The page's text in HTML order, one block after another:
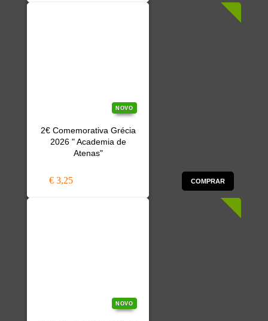
NOVO
2€ Comemorativa Grécia
2026 " Academia de
Atenas"
€ 3,25 COMPRAR
NOVO